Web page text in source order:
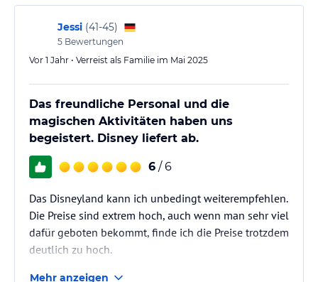
Jessi (41-45)
5 Bewertungen
Vor 1 Jahr • Verreist als Familie im Mai 2025
Das freundliche Personal und die
magischen Aktivitäten haben uns
begeistert. Disney liefert ab.
6 / 6
Das Disneyland kann ich unbedingt weiterempfehlen.
Die Preise sind extrem hoch, auch wenn man sehr viel
dafür geboten bekommt, finde ich die Preise trotzdem
deutlich zu hoch.
Mehr anzeigen